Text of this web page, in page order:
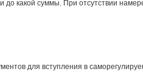
до какой суммы. При отсутствии
для вступления в